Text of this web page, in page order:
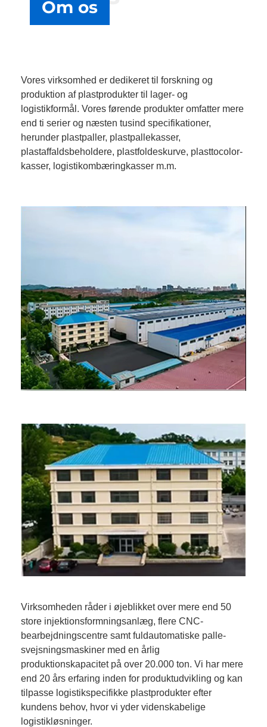
Om os
Vores virksomhed er dedikeret til forskning og
produktion af plastprodukter til lager- og
logistikformål. Vores førende produkter omfatter mere
end ti serier og næsten tusind specifikationer,
herunder plastpaller, plastpallekasser,
plastaffaldsbeholdere, plastfoldeskurve, plasttocolor-
kasser, logistikombæringkasser m.m.
Virksomheden råder i øjeblikket over mere end 50
store injektionsformningsanlæg, flere CNC-
bearbejdningscentre samt fuldautomatiske palle-
svejsningsmaskiner med en årlig
produktionskapacitet på over 20.000 ton. Vi har mere
end 20 års erfaring inden for produktudvikling og kan
tilpasse logistikspecifikke plastprodukter efter
kundens behov, hvor vi yder videnskabelige
logistikløsninger.